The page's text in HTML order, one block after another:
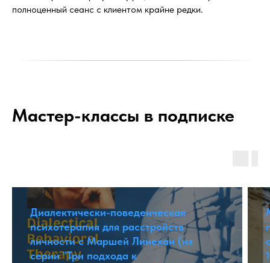
полноценный сеанс с клиентом крайне редки.
Мастер-классы в подписке
Диалектически-поведенческая
психотерапия для расстройств
личности с Маршей Линехан (из
серии "Три подхода к
1